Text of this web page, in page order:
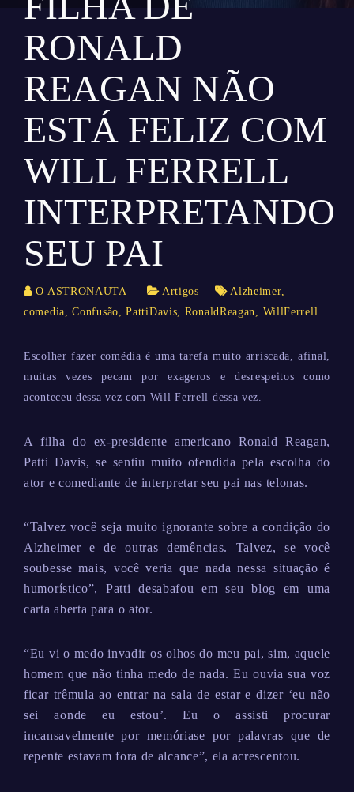
RONALD
REAGAN NÃO
ESTÁ FELIZ COM
WILL FERRELL
INTERPRETANDO
SEU PAI
O ASTRONAUTA Artigos Alzheimer,
comedia,Confusão,PattiDavis, RonaldReagan, WillFerrell
Escolher fazer comédia é uma tarefa muito arriscada, afinal,
muitas vezes pecam por exageros e desrespeitos como
aconteceu dessa vez com Will Ferrell dessa vez.
A filha do ex-presidente americano Ronald Reagan,
Patti Davis, se sentiu muito ofendida pela escolha do
ator e comediante de interpretar seu pai nas telonas.
“Talvez você seja muito ignorante sobre a condição do
Alzheimer e de outras demências. Talvez, se você
soubesse mais, você veria que nada nessa situação é
humorístico”, Patti desabafou em seu blog em uma
carta aberta para o ator.
“Eu vi o medo invadir os olhos do meu pai, sim, aquele
homem que não tinha medo de nada. Eu ouvia sua voz
ficar trêmula ao entrar na sala de estar e dizer ‘eu não
sei aonde eu estou’. Eu o assisti procurar
incansavelmente por memóriase por palavras que de
repente estavam fora de alcance”, ela acrescentou.